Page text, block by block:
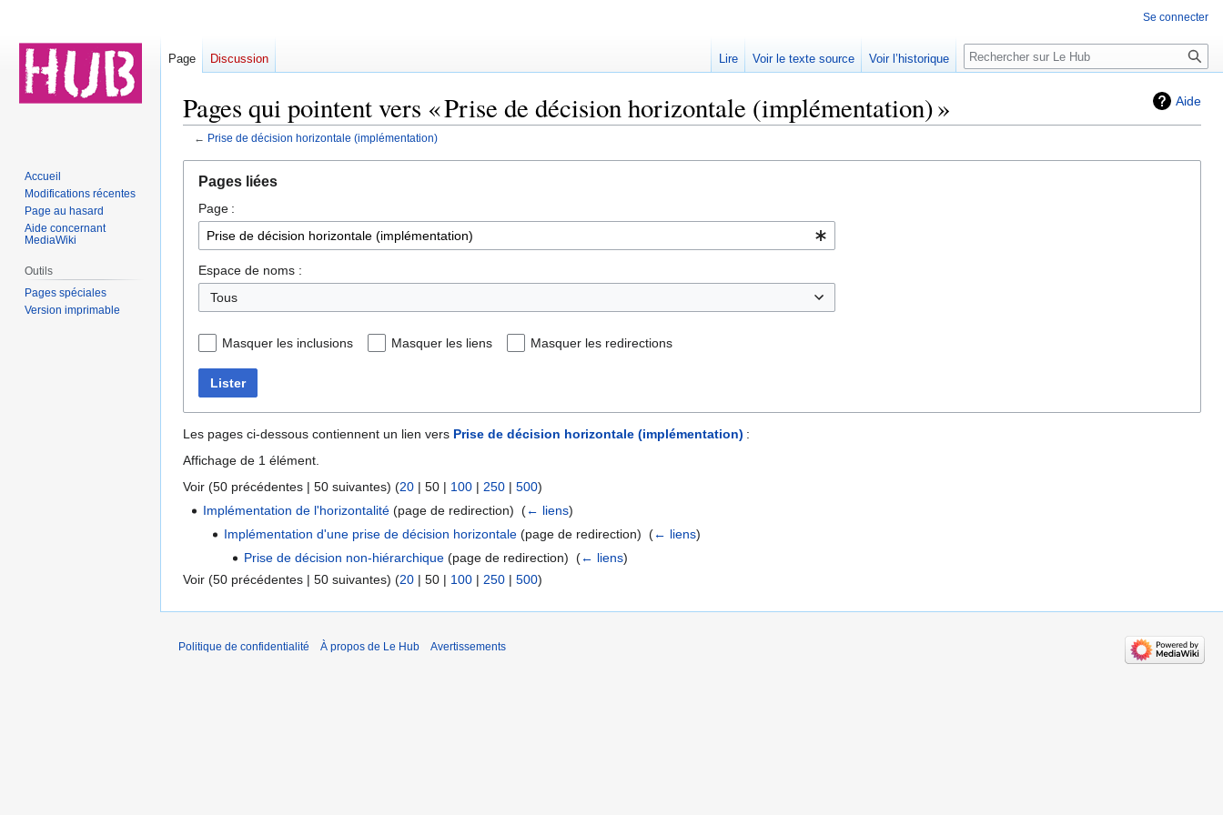
Aide
Pages qui pointent vers « Prise de décision horizontale (implémentation) »
← Prise de décision horizontale (implémentation)
navigation
recherche
Pages liées
Page :
Espace de noms :
Tous
Masquer les inclusions Masquer les liens Masquer les redirections
Lister
Les pages ci-dessous contiennent un lien vers Prise de décision horizontale (implémentation) :
Affichage de 1 élément.
Voir (50 précédentes | 50 suivantes) (20 | 50 | 100 | 250 | 500)
Implémentation de l'horizontalité (page de redirection) ‎(← liens)
Implémentation d'une prise de décision horizontale(page de redirection) ‎ (← liens)
Prise de décision non-hiérarchique (page de redirection) ‎(← liens)
Voir (50 précédentes | 50 suivantes) (20 | 50 | 100 | 250 | 500)
Se connecter
Page Discussion Lire Voir le texte source Voir l’historique
Accueil
Modifications récentes
Page au hasard
Aide concernant
MediaWiki
Outils
Pages spéciales
Version imprimable
Politique de confidentialité À propos de Le Hub Avertissements